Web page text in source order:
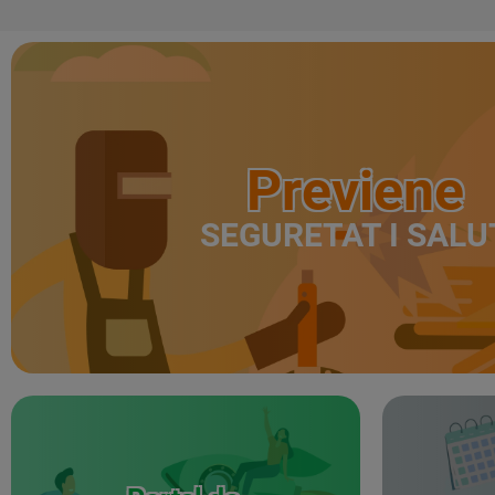
Previene
SEGURETAT I